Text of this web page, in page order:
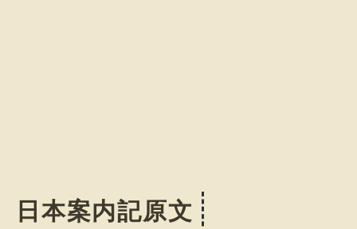
日本案内記原文